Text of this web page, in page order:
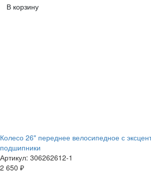
В корзину
Колесо 26" переднее велосипедное с
подшипники
Артикул: 306262612-1
2 650 ₽